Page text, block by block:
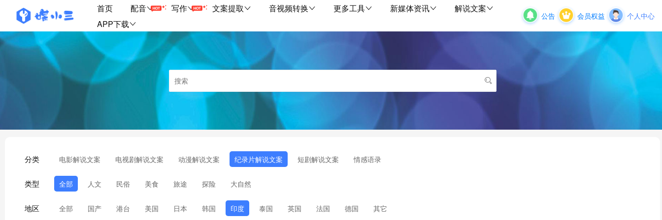
首页 配音 写作 文案提取 音视频转换 更多工具 新媒体资讯
解说文案
APP下载
公告 会员权益 个人中心
分类 电影解说文案 电视剧解说文案 动漫解说文案 纪录片解说文案 短剧解说文案 情感语录
类型 全部 人文 民俗 美食 旅途 探险 大自然
地区 全部 国产 港台 美国 日本 韩国 印度 泰国 英国 法国 德国 其它